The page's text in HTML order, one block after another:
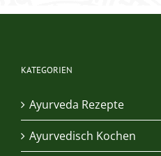
KATEGORIEN
Ayurveda Rezepte
Ayurvedisch Kochen